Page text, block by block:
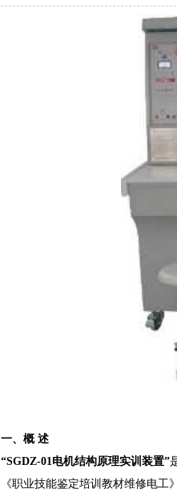
一、概 述
“SGDZ-01电机结构原理实训装置”
《职业技能鉴定培训教材维修电